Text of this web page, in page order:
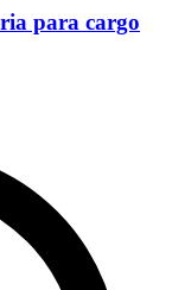
para cargo